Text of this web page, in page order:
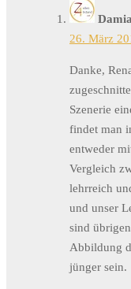
26. März
Danke,
Szenerie
findet man
entweder
Vergleich
lehrreich
und unser
sind
Abbildung
jünger sein.